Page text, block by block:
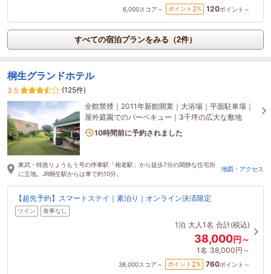
6,000スコア～ ポイント 2% 120ポイント～
すべての宿泊プランをみる（2件）
桐生グランドホテル
3.5
(125件)
全館禁煙｜2011年新館開業｜大浴場｜平面駐車場｜
屋外庭園でのバーベキュー｜3千坪の広大な敷地
3名がこの宿を見ています
10時間前に予約されました
東武・特急りょうもう号の停車駅「相老駅」から徒歩7分の閑静な住宅街
に立地。JR桐生駅からは車で約10分。
地図・アクセス
【超先予約】スマートステイ｜素泊り｜オンライン決済限定
ツイン 食事なし
1泊 大人1名 合計(税込)
38,000円～
1名 38,000円～
38,000スコア～ ポイント 2% 760ポイント～